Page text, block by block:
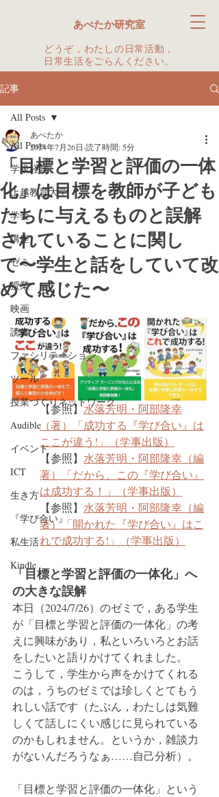
どうぞ，わたしの日常活動，
日常生活をごらんください。
あべたか研究室
記事
All Posts
学級経営
上越教育大学
学会
講座
ゼミ
授業
映画
読書
ファシリテーション
ツール
授業づくりネットワーク
Audible
イベント
ICT
生き方
『学び合い』
私生活
Kindle
All Posts
「目標と学習と評価の一体
化」は目標を教師が子ども
たちに与えるものと誤解
されていることに関し
て〜学生と話をしていて改
めて感じた〜
あべたか
2024年7月26日 読了時間: 5分
【参照】水落芳明・阿部隆幸
（著）「成功する『学び合い』は
ここが違う!」（学事出版）
【参照】 水落芳明・阿部隆幸（編
著）「だから、この『学び合い』
は成功する！」（学事出版）
【参照】 水落芳明・阿部隆幸（編
著）「開かれた『学び合い』はこ
れで成功する!」（学事出版）
「目標と学習と評価の一体化」へ
の大きな誤解
本日（2024/7/26）のゼミで，ある学生
が「目標と学習と評価の一体化」の考
えに興味があり，私といろいろとお話
をしたいと語りかけてくれました。
こうして，学生から声をかけてくれる
のは，うちのゼミでは珍しくとてもう
れしい話です（たぶん，わたしは気難
しくて話しにくい感じに見られている
のかもしれません。というか，雑談力
がないんだろうなぁ……自己分析）。
「目標と学習と評価の一体化」という